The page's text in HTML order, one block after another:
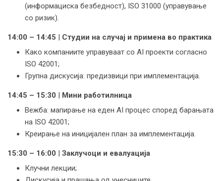
(информациска безбедност), ISO 31000 (управување
со ризик).
14:00 – 14:45 | Студии на случај и примена во практика
Како компаниите управуваат со AI проекти согласно
ISO 42001;
Групна дискусија: предизвици при имплементација.
14:45 – 15:30 | Мини работилница
Вежба: мапирање на еден AI процес според барањата
на ISO 42001;
Креирање на иницијален план за имплементација.
15:30 – 16:00 | Заклучоци и евалуација
Клучни лекции;